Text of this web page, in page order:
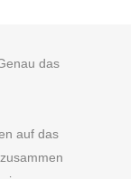
das
auf das